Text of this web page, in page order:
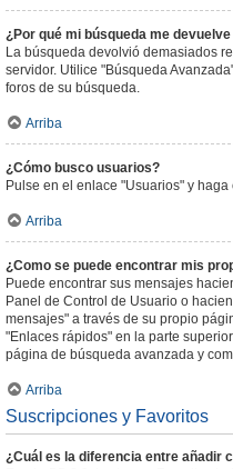
¿Por qué mi búsqueda me
La búsqueda devolvió demasiados
servidor. Utilice "Búsqueda
foros de su búsqueda.
Arriba
¿Cómo busco usuarios?
Pulse en el enlace "Usuarios" y
Arriba
¿Como se puede encontrar mis
Puede encontrar sus mensajes
Panel de Control de Usuario o
mensajes" a través de su propio
"Enlaces rápidos" en la parte
página de búsqueda avanzada y
Arriba
Suscripciones y Favoritos
¿Cuál es la diferencia entre añadir